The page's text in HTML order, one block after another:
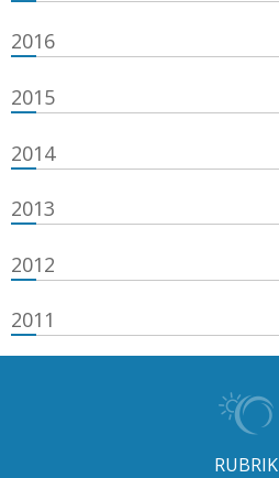
2016
2015
2014
2013
2012
2011
RUBRIK